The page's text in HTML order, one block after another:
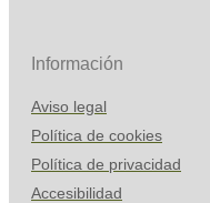
Información
Aviso legal
Política de cookies
Política de privacidad
Accesibilidad